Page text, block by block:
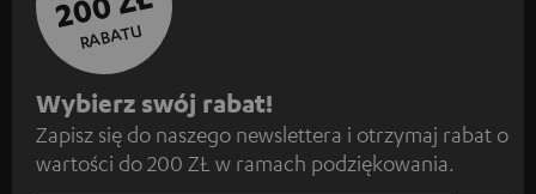
RABATU
Z
a
p
Wybierz swój rabat!
Zapisz się do naszego newslettera i otrzymaj rabat o
wartości do 200 ZŁ w ramach podziękowania.